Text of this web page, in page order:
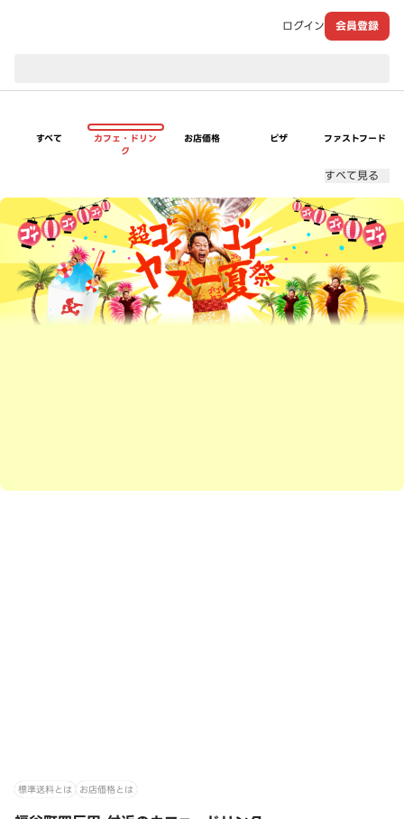
ログイン 会員登録
すべて
カフェ・ドリン
ク
お店価格 ピザ ファストフード
すべて見る
超ゴイゴイヤスー夏祭
標準送料とは お店価格とは